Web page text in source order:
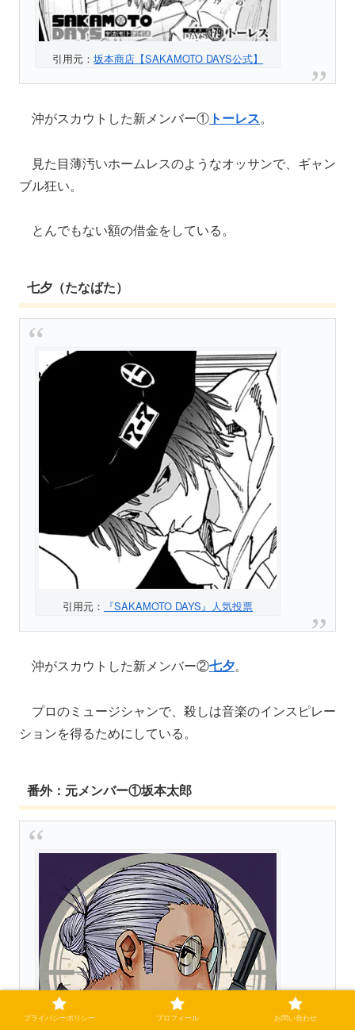
引用元：坂本商店【SAKAMOTO DAYS公式】
沖がスカウトした新メンバー① トーレス。
見た目薄汚いホームレスのようなオッサンで、ギャン
ブル狂い。
とんでもない額の借金をしている。
七夕（たなばた）
引用元： 『SAKAMOTO DAYS』人気投票
沖がスカウトした新メンバー②七夕。
プロのミュージシャンで、殺しは音楽のインスピレー
ションを得るためにしている。
番外：元メンバー①坂本太郎
プライバシーポリシー プロフィール お問い合わせ